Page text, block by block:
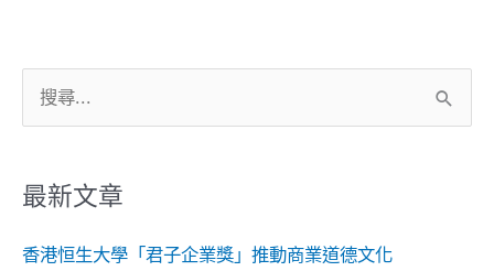
尋
鍵
最新文章
香港恒生大學「君子企業獎」推動商業道德文化